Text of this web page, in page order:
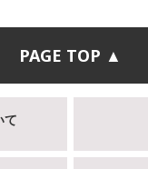
PAGE TOP ▲
て